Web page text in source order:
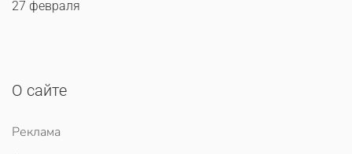
27 февраля
О сайте
Реклама